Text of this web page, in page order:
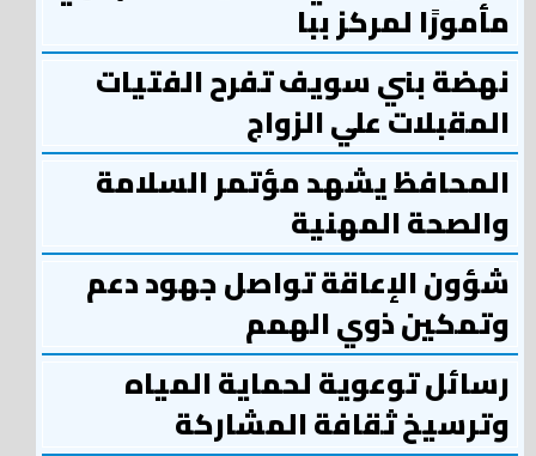
مأمورًا لمركز ببا
نهضة بني سويف تفرح الفتيات
المقبلات علي الزواج
المحافظ يشهد مؤتمر السلامة
والصحة المهنية
شؤون الإعاقة تواصل جهود دعم
وتمكين ذوي الهمم
رسائل توعوية لحماية المياه
وترسيخ ثقافة المشاركة